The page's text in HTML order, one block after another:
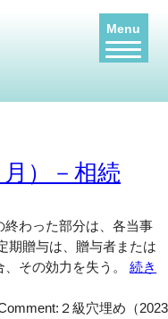
）－相続
わった部分は、各当事
期贈与は、贈与者または
、その効力を失う。続き
２級穴埋め（2023
Menu